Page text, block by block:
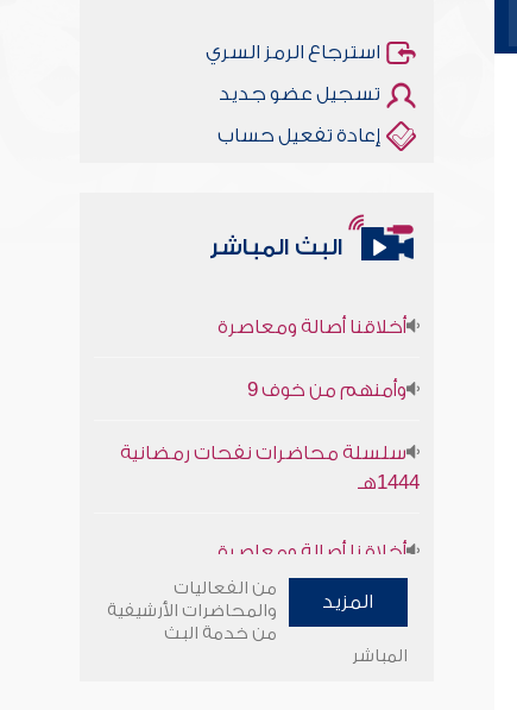
استرجاع الرمز السري
تسجيل عضو جديد
إعادة تفعيل حساب
البث المباشر
1444هـ
وأمنهم من خوف 9
سلسلة محاضرات نفحات رمضانية
المزيد
من الفعاليات
والمحاضرات الأرشيفية
من خدمة البث
المباشر